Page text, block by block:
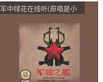
军中绿花在线听(原唱是小
播:188次